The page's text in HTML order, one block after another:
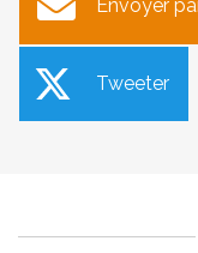
Envoyer
Tweeter
Publié le jeudi 16 mars